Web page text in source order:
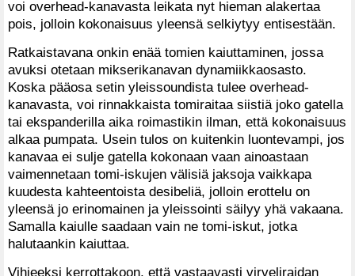
voi overhead-kanavasta leikata nyt hieman alakertaa
pois, jolloin kokonaisuus yleensä selkiytyy entisestään.
Ratkaistavana onkin enää tomien kaiuttaminen, jossa
avuksi otetaan mikserikanavan dynamiikkaosasto.
Koska pääosa setin yleissoundista tulee overhead-
kanavasta, voi rinnakkaista tomiraitaa siistiä joko gatella
tai ekspanderilla aika roimastikin ilman, että kokonaisuus
alkaa pumpata. Usein tulos on kuitenkin luontevampi, jos
kanavaa ei sulje gatella kokonaan vaan ainoastaan
vaimennetaan tomi-iskujen välisiä jaksoja vaikkapa
kuudesta kahteentoista desibeliä, jolloin erottelu on
yleensä jo erinomainen ja yleissointi säilyy yhä vakaana.
Samalla kaiulle saadaan vain ne tomi-iskut, jotka
halutaankin kaiuttaa.
Vihjeeksi kerrottakoon, että vastaavasti virveliraidan